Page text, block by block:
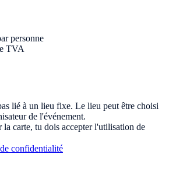
personne
TVA
lié à un lieu fixe. Le lieu peut être choisi
de l'événement.
carte, tu dois accepter l'utilisation de
confidentialité